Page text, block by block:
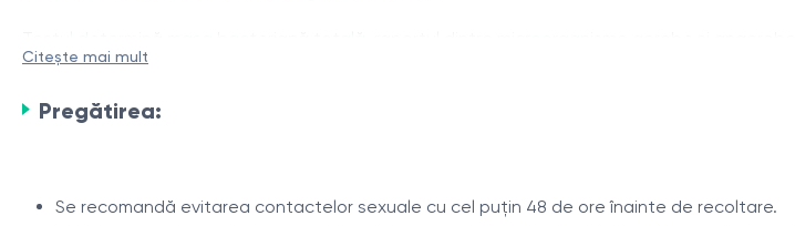
Microbiotă normală (rezidentă):
Citește mai mult
Pregătirea:
Se recomandă evitarea contactelor sexuale cu cel puțin 48 de ore înainte de recoltare.